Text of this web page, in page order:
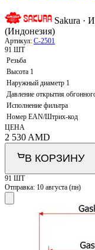
Sakura ·
(Индонезия)
Артикул: C-2501
91 ШТ
Резьба
Высота 1
Наружный диаметр 1
Давление открытия
Исполнение фильтра
Номер EAN/Штрих-код
ЦЕНА
2 530 AMD
В КОРЗИНУ
91 ШТ
Отправка: 10 августа (пн)